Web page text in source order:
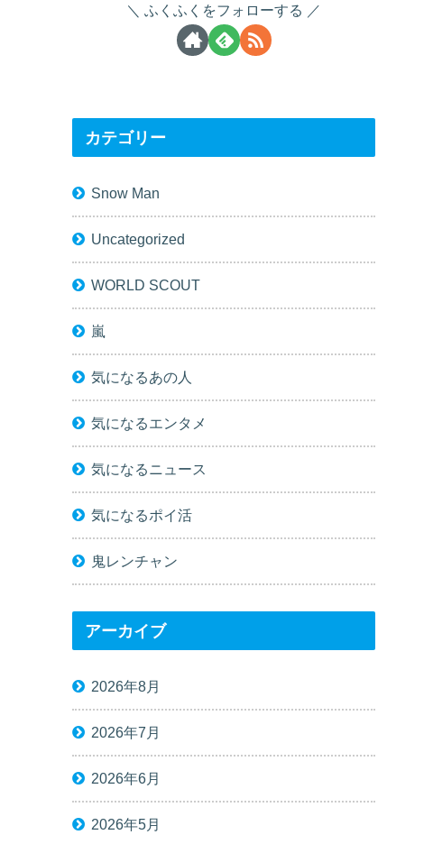
ふくふくをフォローする
カテゴリー
Snow Man
Uncategorized
WORLD SCOUT
嵐
気になるあの人
気になるエンタメ
気になるニュース
気になるポイ活
鬼レンチャン
アーカイブ
2026年8月
2026年7月
2026年6月
2026年5月